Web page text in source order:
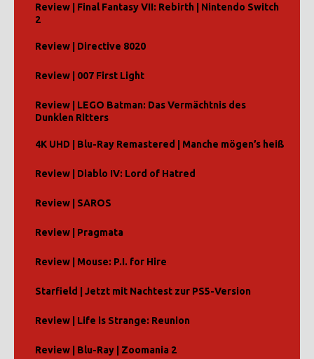
Review | Final Fantasy VII: Rebirth | Nintendo Switch
2
Review | Directive 8020
Review | 007 First Light
Review | LEGO Batman: Das Vermächtnis des
Dunklen Ritters
4K UHD | Blu-Ray Remastered | Manche mögen’s heiß
Review | Diablo IV: Lord of Hatred
Review | SAROS
Review | Pragmata
Review | Mouse: P.I. for Hire
Starfield | Jetzt mit Nachtest zur PS5-Version
Review | Life is Strange: Reunion
Review | Blu-Ray | Zoomania 2